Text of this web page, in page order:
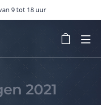
9 tot 18 uur
2021